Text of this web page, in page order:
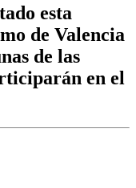
esta
de Valencia
de las
en el